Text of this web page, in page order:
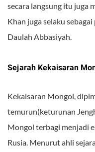
secara langsung itu juga
Khan juga selaku
Daulah Abbasiyah.
Sejarah Kekaisaran
Kekaisaran Mongol,
temurun(keturunan
Mongol terbagi menjadi
Rusia. Menurut ahli